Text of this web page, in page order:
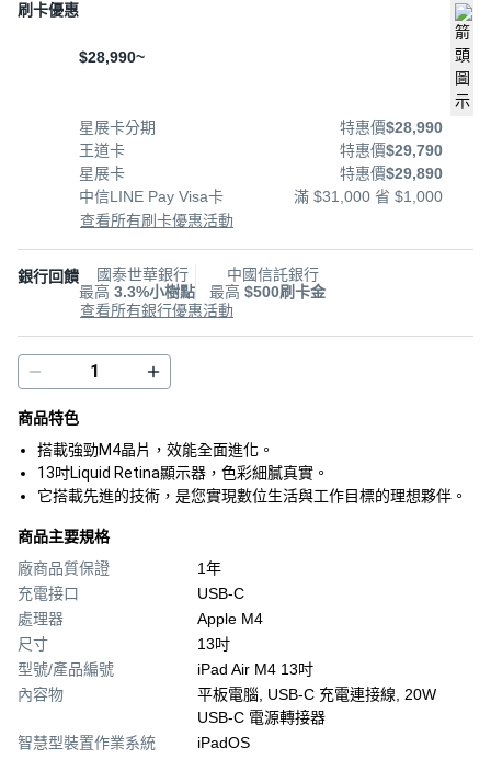
刷卡優惠
$28,990~
星展卡分期 特惠價$28,990
王道卡
特惠價$29,790
星展卡
特惠價$29,890
中信LINE Pay Visa卡
滿 $31,000 省 $1,000
查看所有刷卡優惠活動
銀行回饋
國泰世華銀行
最高 3.3%小樹點
中國信託銀行
最高 $500刷卡金
查看所有銀行優惠活動
商品特色
搭載強勁M4晶片，效能全面進化。
13吋Liquid Retina顯示器，色彩細膩真實。
它搭載先進的技術，是您實現數位生活與工作目標的理想夥伴。
商品主要規格
廠商品質保證
1年
充電接口
USB-C
處理器
Apple M4
尺寸
13吋
型號/產品編號
iPad Air M4 13吋
內容物
平板電腦, USB-C 充電連接線, 20W
USB-C 電源轉接器
智慧型裝置作業系統
iPadOS